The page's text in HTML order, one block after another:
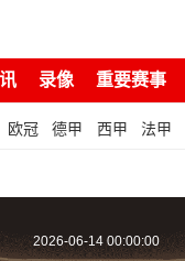
录像 重要赛事
欧冠 德甲 西甲 法甲
2026-06-14 00:00:00